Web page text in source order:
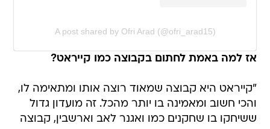
A post shared by Ofri Arad (@ofri_arad15)
אז למה באמת לחתום בקבוצה כמו קייראט?
"קייראט היא קבוצה שמאוד רוצה אותו ומתאימה לו,
והכי חשוב ומאמינה בו יותר מהכל. זה מועדון גדול
ששיחקו בו שחקנים כמו ואגנר לאב וארשבין, קבוצה